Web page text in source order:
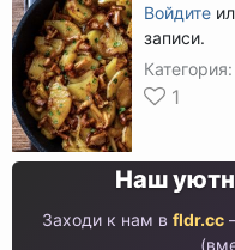
Войдите
записи.
Категория:
1
Наш
Заходи к нам в fldr.cc